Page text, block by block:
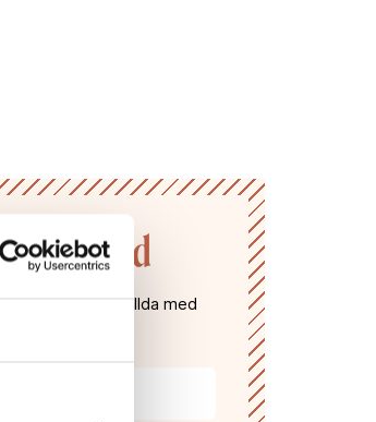
värld
nyhetsbrev fyllda med
tävlingar!